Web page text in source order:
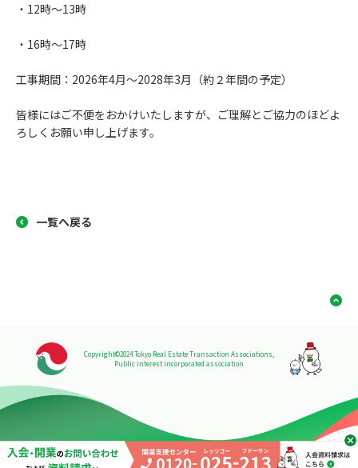
・12時～13時
・16時～17時
工事期間：2026年4月～2028年3月（約２年間の予定）
皆様にはご不便をおかけいたしますが、ご理解とご協力のほどよ
ろしくお願い申し上げます。
一覧へ戻る
Copyright©2024 Tokyo Real Estate Transaction Associations,
Public interest incorporated association